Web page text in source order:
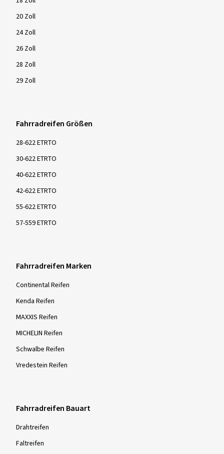
20 Zoll
24 Zoll
26 Zoll
28 Zoll
29 Zoll
Fahrradreifen Größen
28-622 ETRTO
30-622 ETRTO
40-622 ETRTO
42-622 ETRTO
55-622 ETRTO
57-559 ETRTO
Fahrradreifen Marken
Continental Reifen
Kenda Reifen
MAXXIS Reifen
MICHELIN Reifen
Schwalbe Reifen
Vredestein Reifen
Fahrradreifen Bauart
Drahtreifen
Faltreifen